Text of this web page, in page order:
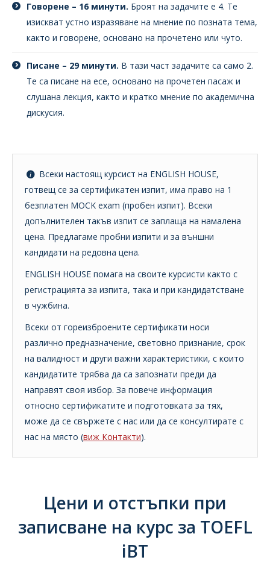
Говорене – 16 минути. Броят на задачите е 4. Те
изискват устно изразяване на мнение по позната тема,
както и говорене, основано на прочетено или чуто.
Писане – 29 минути. В тази част задачите са само 2.
Те са писане на есе, основано на прочетен пасаж и
слушана лекция, както и кратко мнение по академична
дискусия.
Всеки настоящ курсист на ENGLISH HOUSE,
готвещ се за сертификатен изпит, има право на 1
безплатен MOCK exam (пробен изпит). Всеки
допълнителен такъв изпит се заплаща на намалена
цена. Предлагаме пробни изпити и за външни
кандидати на редовна цена.
ENGLISH HOUSE помага на своите курсисти както с
регистрацията за изпита, така и при кандидатстване
в чужбина.
Всеки от гореизброените сертификати носи
различно предназначение, световно признание, срок
на валидност и други важни характеристики, с които
кандидатите трябва да са запознати преди да
направят своя избор. За повече информация
относно сертификатите и подготовката за тях,
може да се свържете с нас или да се консултирате с
нас на място (виж Контакти).
Цени и отстъпки при
записване на курс за TOEFL
iBT